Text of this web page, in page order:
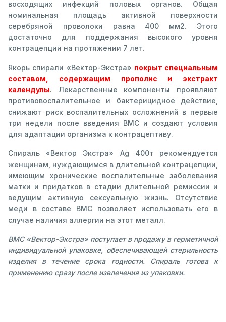
восходящих инфекций половых органов. Общая
номинальная площадь активной поверхности
серебряной проволоки равна 400 мм2. Этого
достаточно для поддержания высокого уровня
контрацепции на протяжении 7 лет.
Якорь спирали «Вектор-Экстра» покрыт специальным
составом, содержащим прополис и экстракт
календулы. Лекарственные компоненты проявляют
противовоспалительное и бактерицидное действие,
снижают риск воспалительных осложнений в первые
три недели после введения ВМС и создают условия
для адаптации организма к контрацептиву.
Спираль «Вектор Экстра» Аg 400т рекомендуется
женщинам, нуждающимся в длительной контрацепции,
имеющим хронические воспалительные заболевания
матки и придатков в стадии длительной ремиссии и
ведущим активную сексуальную жизнь. Отсутствие
меди в составе ВМС позволяет использовать его в
случае наличия аллергии на этот металл.
ВМС «Вектор-Экстра» поступает в продажу в герметичной
индивидуальной упаковке, обеспечивающей стерильность
изделия в течение срока годности. Спираль готова к
применению сразу после извлечения из упаковки.